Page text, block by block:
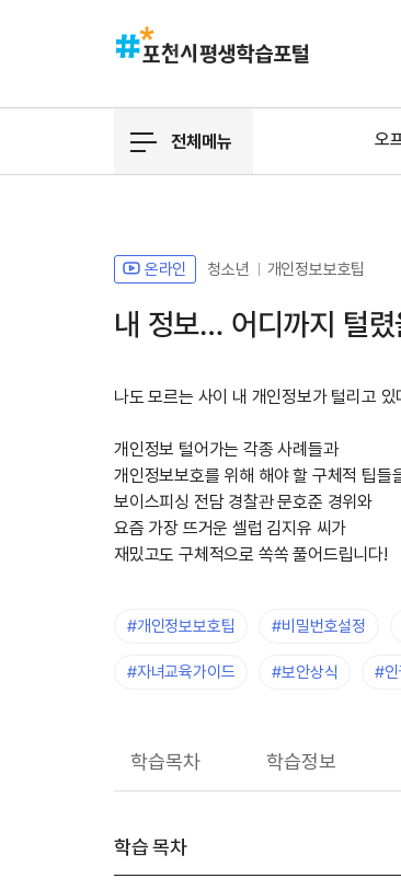
전체메뉴 오
온라인 청소년 개인정보보호팁
내 정보… 어디까지 털
나도 모르는 사이 내 개인정보가 털리고 있
개인정보 털어가는 각종 사례들과
개인정보보호를 위해 해야 할 구체적 팁들
보이스피싱 전담 경찰관 문호준 경위와
요즘 가장 뜨거운 셀럽 김지유 씨가
재밌고도 구체적으로 쏙쏙 풀어드립니다!
#개인정보보호팁 #비밀번호설정
#자녀교육가이드 #보안상식 #인
학습목차 학습정보
학습 목차